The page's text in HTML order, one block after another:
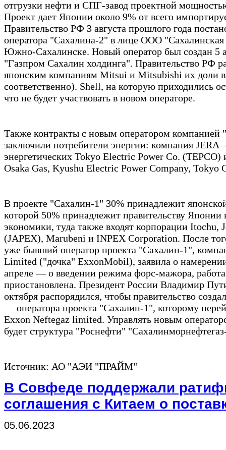
отгрузки нефти и СПГ-завод проектной
Проект дает Японии около 9% от всего
Правительство РФ 3 августа прошлого года
оператора "Сахалина-2" в лице ООО "Сахалинская
Южно-Сахалинске. Новый оператор был создан 5
"Газпром Сахалин холдинга". Правительство РФ
японским компаниям Mitsui и Mitsubishi их доли
соответственно). Shell, на которую приходились
что не будет участвовать в новом операторе.
Также контракты с новым оператором компанией
заключили потребители энергии: компания JERA
энергетических Tokyo Electric Power Co. (ТЕРСО)
Osaka Gas, Kyushu Electric Power Company, Tokyo
В проекте "Сахалин-1" 30% принадлежит
которой 50% принадлежит правительству Японии
экономики, туда также входят корпорации Itochu,
(JAPEX), Marubeni и INPEX Corporation. После
уже бывший оператор проекта "Сахалин-1",
Limited ("дочка" ExxonMobil), заявила о
апреле — о введении режима форс-мажора,
приостановлена. Президент России Владимир
октября распорядился, чтобы правительство
— оператора проекта "Сахалин-1", которому
Exxon Neftegaz limited. Управлять новым
будет структура "Роснефти"
Источник: АО "АЭИ "ПРАЙМ"
В Совфеде поддержали
соглашения с Китаем о
05.06.2023